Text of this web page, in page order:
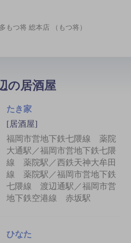
もつ将 総本店 （もつ将）
の居酒屋
たき家
[居酒屋]
福岡市営地下鉄七隈線 薬院
大通駅／福岡市営地下鉄七隈
線 薬院駅／西鉄天神大牟田
線 薬院駅／福岡市営地下鉄
七隈線 渡辺通駅／福岡市営
地下鉄空港線 赤坂駅
ひなた